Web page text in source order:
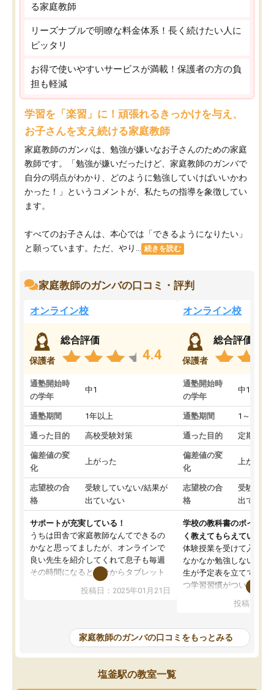
る家庭教師
リーズナブルで明瞭な料金体系！長く続けたい人に
ピッタリ
お得で使いやすいサービスが満載！保護者の方の負
担も軽減
学習を「楽習」に！頑張れるきっかけを与え、
お子さんを支え続ける家庭教師
家庭教師のガンバは、勉強が嫌いなお子さんのための家庭
教師です。「勉強が嫌いだったけど、家庭教師のガンバで
自分の弱点がわかり、どのように勉強していけばいいかわ
かった！」というコメントが、私たちの指導を象徴してい
ます。
すべてのお子さんは、本心では「できるようになりたい」
と願っています。ただ、やり...
続きを読む
家庭教師のガンバの口コミ・評判
オンライン校
保護者
総合評価
4.4
通塾開始時
の学年
中1
通塾期間 1年以上
通った目的 高校受験対策
偏差値の変
化
上がった
志望校の合
格
受験していない/結果が
出ていない
サポートが充実している！
うちは田舎で家庭教師なんてできるの
かなと思ってましたが、オンラインで
良い先生を紹介してくれて息子も毎週
その時間になると自分からタブレット
を開いてzoomを繋げるようになりまし
た！5科目なんでもOKなのもとても気
めて1年ほどだった今では平均点以上の
科目が増えてきました！あと1年受験ま
であるので無料の週末教室を使用しな
がら頑張って欲しいと思います！
投稿日：2025年01月21日
オンライン校
保護者
総合評価
通塾開始時
の学年
中1
通塾期間 1～3ヵ月
通った目的 定期テス
偏差値の変
化
上がった
志望校の合
格
受験して
出ていな
学校の教科書のポイント
く教えてもらえている
体験授業を受けて入塾し
なかなか勉強しない息子
生が予定表を立ててくれ
つ学習習慣がついてきま
指導が無い日も予定表
問できるのでとても助か
投稿日：
家庭教師のガンバの口コミをもっとみる
塩釜駅の教室一覧